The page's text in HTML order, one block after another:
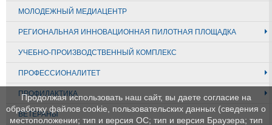
МОЛОДЕЖНЫЙ МЕДИАЦЕНТР
РЕГИОНАЛЬНАЯ ИННОВАЦИОННАЯ ПИЛОТНАЯ ПЛОЩАДКА
УЧЕБНО-ПРОИЗВОДСТВЕННЫЙ КОМПЛЕКС
ПРОФЕССИОНАЛИТЕТ
ПРОФИЛАКТИКА
ВЕТЕРАНЫ
Продолжая использовать наш сайт, вы даете согласие на
обработку файлов cookie, пользовательских данных (сведения о
местоположении; тип и версия ОС; тип и версия Браузера; тип